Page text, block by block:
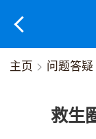
主页 > 问题答疑
救生